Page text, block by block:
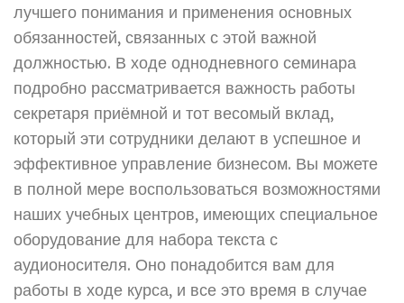
лучшего понимания и применения основных
обязанностей, связанных с этой важной
должностью. В ходе однодневного семинара
подробно рассматривается важность работы
секретаря приёмной и тот весомый вклад,
который эти сотрудники делают в успешное и
эффективное управление бизнесом. Вы можете
в полной мере воспользоваться возможностями
наших учебных центров, имеющих специальное
оборудование для набора текста с
аудионосителя. Оно понадобится вам для
работы в ходе курса, и все это время в случае